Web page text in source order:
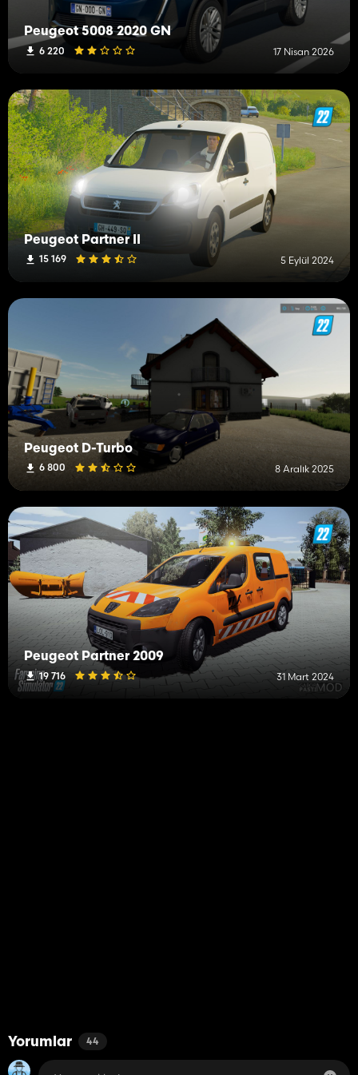
Peugeot 5008 2020 GN
6 220 17 Nisan 2026
Peugeot Partner II
15 169 5 Eylül 2024
Peugeot D-Turbo
6 800 8 Aralık 2025
Peugeot Partner 2009
19 716 31 Mart 2024
Yorumlar 44